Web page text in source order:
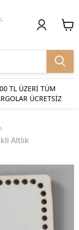
TL ÜZERİ TÜM
ÜCRETSİZ
Altlık